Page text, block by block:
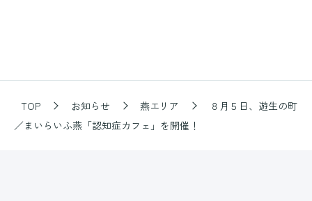
TOP お知らせ 燕エリア
８月５日、遊生の町
／まいらいふ燕「認知症カフェ」を開催！